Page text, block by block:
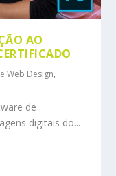
AO
Web Design,
de
digitais do...